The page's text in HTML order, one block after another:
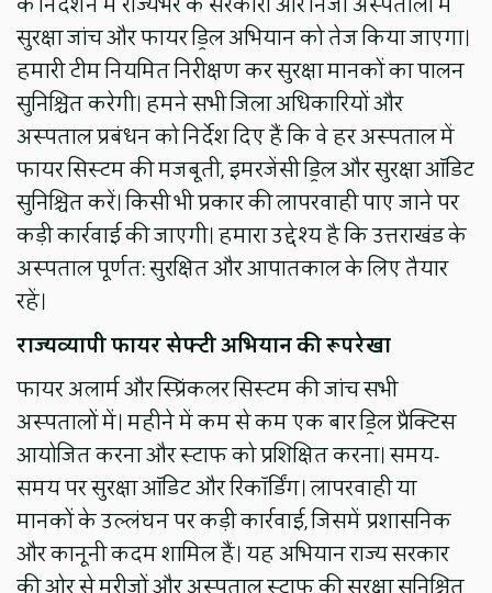
सुरक्षा जांच और फायर ड्रिल अभियान को तेज किया जाएगा।
हमारी टीम नियमित निरीक्षण कर सुरक्षा मानकों का पालन
सुनिश्चित करेगी। हमने सभी जिला अधिकारियों और
अस्पताल प्रबंधन को निर्देश दिए हैं कि वे हर अस्पताल में
फायर सिस्टम की मजबूती, इमरजेंसी ड्रिल और सुरक्षा ऑडिट
सुनिश्चित करें। किसी भी प्रकार की लापरवाही पाए जाने पर
कड़ी कार्रवाई की जाएगी। हमारा उद्देश्य है कि उत्तराखंड के
अस्पताल पूर्णत: सुरक्षित और आपातकाल के लिए तैयार
रहें।
राज्यव्यापी फायर सेफ्टी अभियान की रूपरेखा
फायर अलार्म और स्प्रिंकलर सिस्टम की जांच सभी
अस्पतालों में। महीने में कम से कम एक बार ड्रिल प्रैक्टिस
आयोजित करना और स्टाफ को प्रशिक्षित करना। समय-
समय पर सुरक्षा ऑडिट और रिकॉर्डिंग। लापरवाही या
मानकों के उल्लंघन पर कड़ी कार्रवाई, जिसमें प्रशासनिक
और कानूनी कदम शामिल हैं। यह अभियान राज्य सरकार